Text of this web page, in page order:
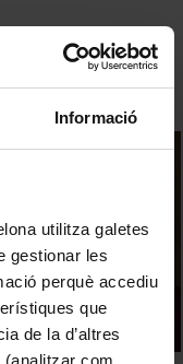
Informació
utilitza galetes
gestionar les
perquè accediu
que
de la d’altres
com